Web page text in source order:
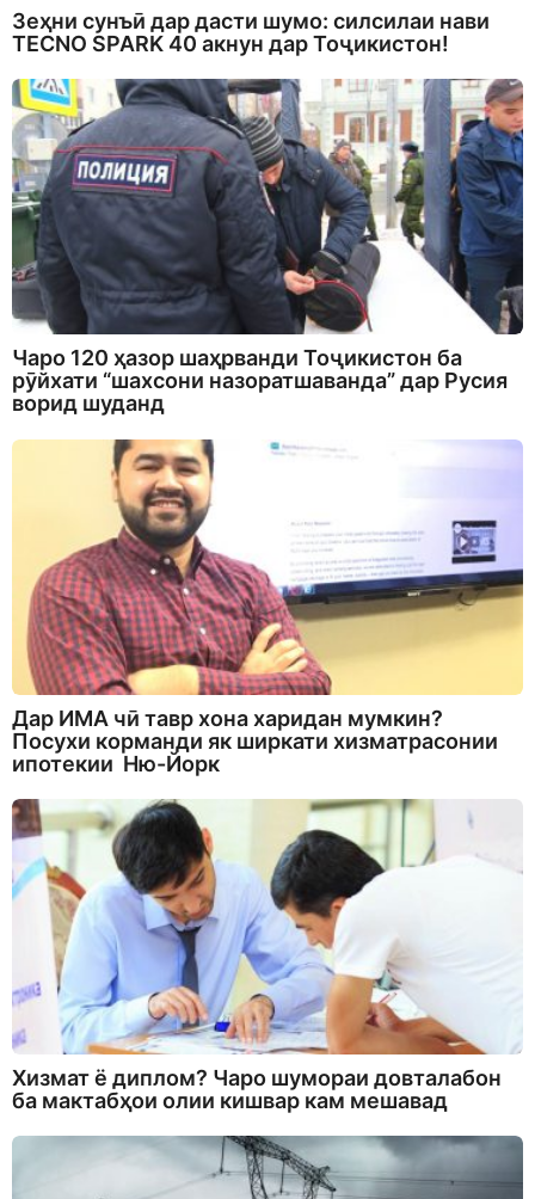
Зеҳни сунъӣ дар дасти шумо: силсилаи нави
TECNO SPARK 40 акнун дар Тоҷикистон!
Чаро 120 ҳазор шаҳрванди Тоҷикистон ба
рӯйхати “шахсони назоратшаванда” дар Русия
ворид шуданд
Дар ИМА чӣ тавр хона харидан мумкин?
Посухи корманди як ширкати хизматрасонии
ипотекии Ню-Йорк
Хизмат ё диплом? Чаро шумораи довталабон
ба мактабҳои олии кишвар кам мешавад